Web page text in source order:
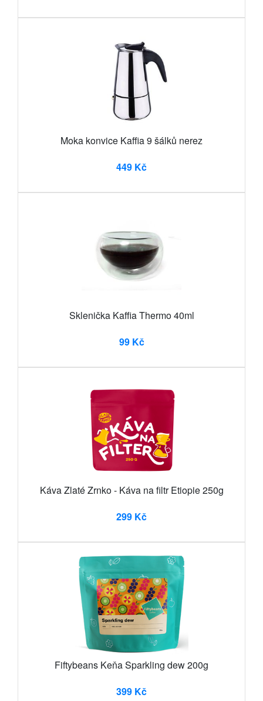
Moka konvice Kaffia 9 šálků nerez
449 Kč
Sklenička Kaffia Thermo 40ml
99 Kč
Káva Zlaté Zrnko - Káva na filtr Etiopie 250g
299 Kč
Fiftybeans Keňa Sparkling dew 200g
399 Kč